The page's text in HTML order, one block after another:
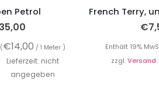
Petrol
35,00
(€14,00 / 1 Meter )
Lieferzeit: nicht
angegeben
€
Enthält 19%
zzgl.Versand